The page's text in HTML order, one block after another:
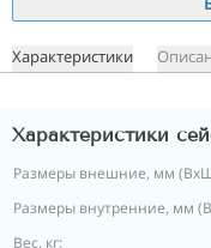
Характеристики
Характеристики
Размеры внешние, мм
Размеры внутренние, мм
Вес, кг: